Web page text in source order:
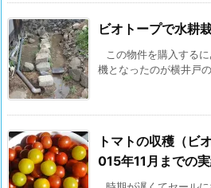
ビオトープで水耕
この物件を購入する
機となったのが横井戸
トマトの収穫（
015年11月までの